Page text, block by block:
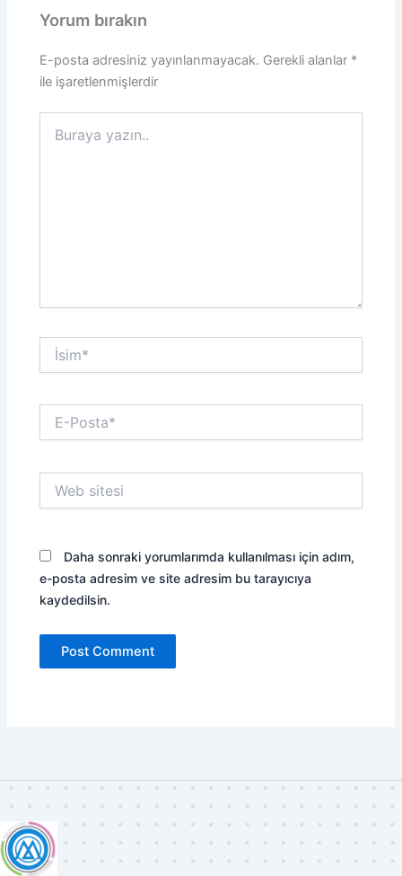
Yorum bırakın
E-posta adresiniz yayınlanmayacak. Gerekli alanlar *
ile işaretlenmişlerdir
yazın..
İsim*
Posta*
sitesi
Daha sonraki yorumlarımda kullanılması için adım,
e-posta adresim ve site adresim bu tarayıcıya
kaydedilsin.